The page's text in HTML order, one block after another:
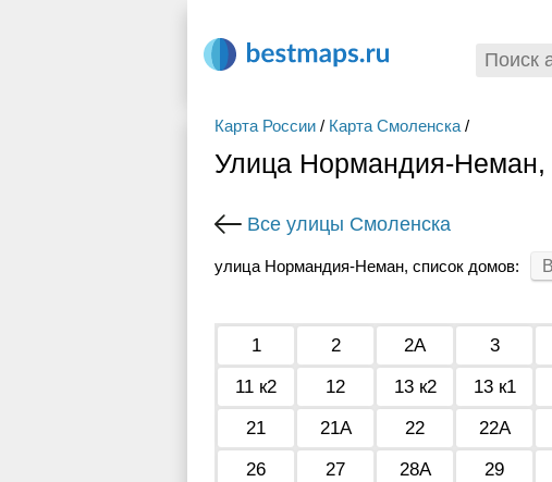
Карта России / Карта Смоленска /
Улица Нормандия-Неман,
Все улицы Смоленска
улица Нормандия-Неман, список домов:
1 2 2А 3
11 к2
12 13 к2 13 к1
21
21А 22 22А
26
27 28А 29